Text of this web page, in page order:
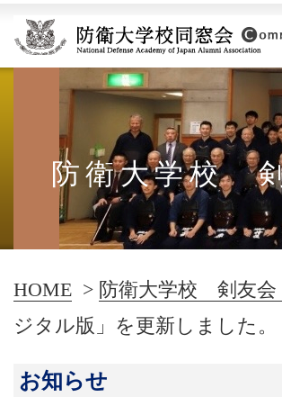
防衛大学校
HOME > 防衛大学校 剣友会
ジタル版」を更新しました
お知らせ